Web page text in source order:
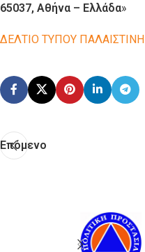
65037, Αθήνα – Ελλάδα»
ΔΕΛΤΙΟ ΤΥΠΟΥ ΠΑΛΑΙΣΤΙΝΗ
Επόμενο